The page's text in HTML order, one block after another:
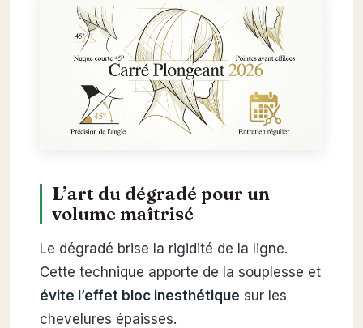
L’art du dégradé pour un
volume maîtrisé
Le dégradé brise la rigidité de la ligne.
Cette technique apporte de la souplesse et
évite l’effet bloc inesthétique sur les
chevelures épaisses.